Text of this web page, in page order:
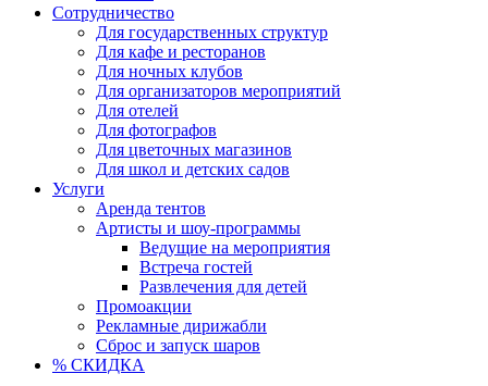
Сотрудничество
Для государственных структур
Для кафе и ресторанов
Для ночных клубов
Для организаторов мероприятий
Для отелей
Для фотографов
Для цветочных магазинов
Для школ и детских садов
Услуги
Аренда тентов
Артисты и шоу-программы
Ведущие на мероприятия
Встреча гостей
Развлечения для детей
Промоакции
Рекламные дирижабли
Сброс и запуск шаров
% СКИДКА